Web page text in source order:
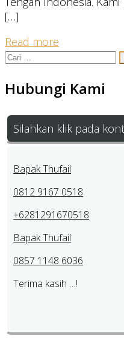
[…]
Read more
Cari
Hubungi Kami
Silahkan klik pada
Bapak Thufail
0812 9167 0518
+6281291670518
Bapak Thufail
0857 1148 6036
Terima kasih …!